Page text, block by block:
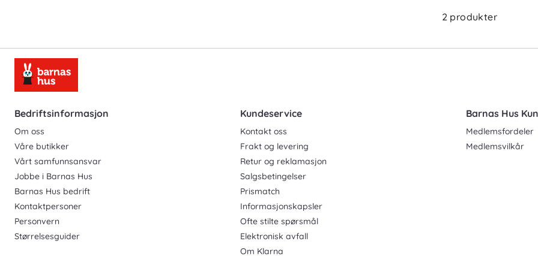
2 produkter
Bedriftsinformasjon
Om oss
Våre butikker
Vårt samfunnsansvar
Jobbe i Barnas Hus
Barnas Hus bedrift
Kontaktpersoner
Personvern
Størrelsesguider
Kundeservice
Kontakt oss
Frakt og levering
Retur og reklamasjon
Salgsbetingelser
Prismatch
Informasjonskapsler
Ofte stilte spørsmål
Elektronisk avfall
Om Klarna
Barnas Hus
Medlemsfordeler
Medlemsvilkår